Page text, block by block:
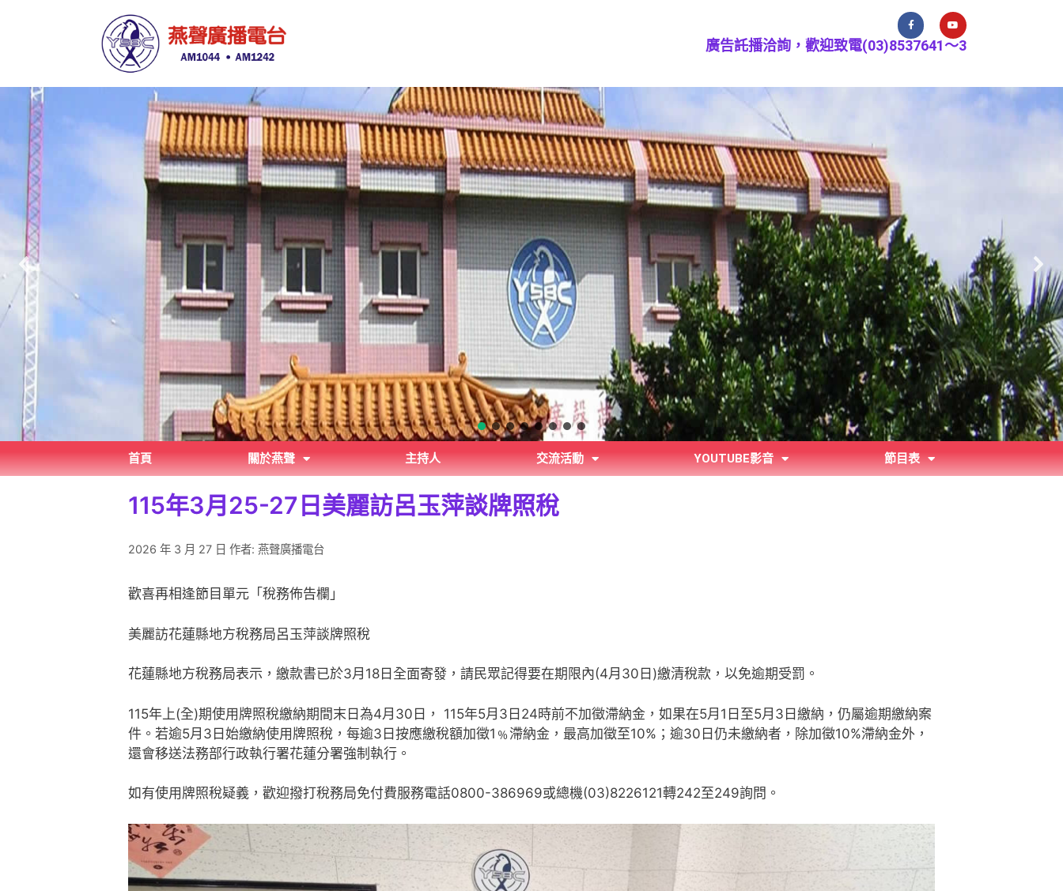
廣告託播洽詢，歡迎致電(03)8537641～3
首頁 關於燕聲 主持人 交流活動 YOUTUBE影音 節目表
115年3月25-27日美麗訪呂玉萍談牌照稅
2026 年 3 月 27 日 作者: 燕聲廣播電台
歡喜再相逢節目單元「稅務佈告欄」
美麗訪花蓮縣地方稅務局呂玉萍談牌照稅
花蓮縣地方稅務局表示，繳款書已於3月18日全面寄發，請民眾記得要在期限內(4月30日)繳清稅款，以免逾期受罰。
115年上(全)期使用牌照稅繳納期間末日為4月30日， 115年5月3日24時前不加徵滯納金，如果在5月1日至5月3日繳納，仍屬逾期繳納案
件。若逾5月3日始繳納使用牌照稅，每逾3日按應繳稅額加徵1﹪滯納金，最高加徵至10%；逾30日仍未繳納者，除加徵10%滯納金外，
還會移送法務部行政執行署花蓮分署強制執行。
如有使用牌照稅疑義，歡迎撥打稅務局免付費服務電話0800-386969或總機(03)8226121轉242至249詢問。